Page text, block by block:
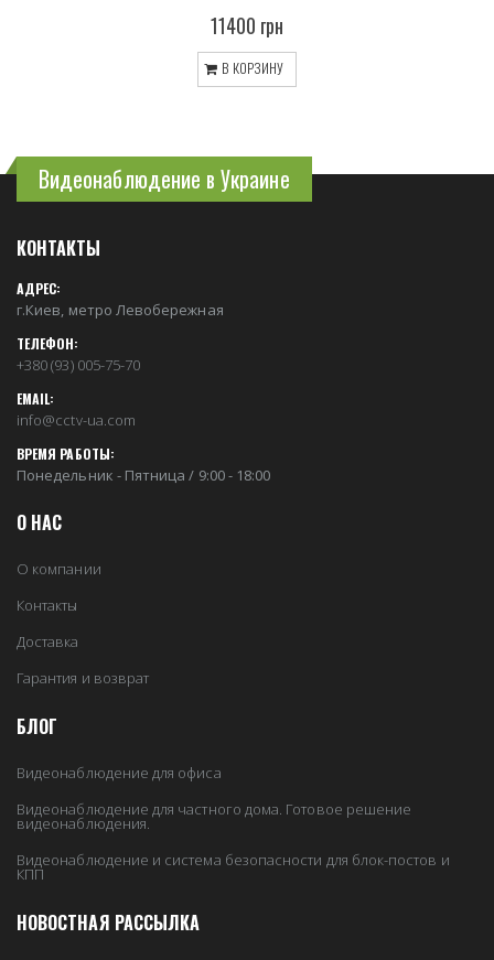
11400 грн
В КОРЗИНУ
Видеонаблюдение в Украине
КОНТАКТЫ
АДРЕС:
г.Киев, метро Левобережная
ТЕЛЕФОН:
+380 (93) 005-75-70
EMAIL:
info@cctv-ua.com
ВРЕМЯ РАБОТЫ:
Понедельник - Пятница / 9:00 - 18:00
О НАС
О компании
Контакты
Доставка
Гарантия и возврат
БЛОГ
Видеонаблюдение для офиса
Видеонаблюдение для частного дома. Готовое решение
видеонаблюдения.
Видеонаблюдение и система безопасности для блок-постов и
КПП
НОВОСТНАЯ РАССЫЛКА